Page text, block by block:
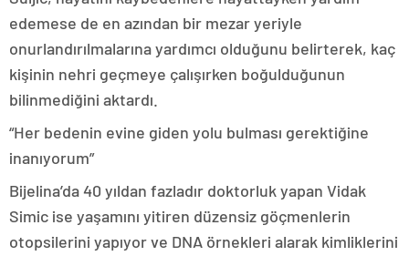
edemese de en azından bir mezar yeriyle
onurlandırılmalarına yardımcı olduğunu belirterek, kaç
kişinin nehri geçmeye çalışırken boğulduğunun
bilinmediğini aktardı.
“Her bedenin evine giden yolu bulması gerektiğine
inanıyorum”
Bijelina’da 40 yıldan fazladır doktorluk yapan Vidak
Simic ise yaşamını yitiren düzensiz göçmenlerin
otopsilerini yapıyor ve DNA örnekleri alarak kimliklerini